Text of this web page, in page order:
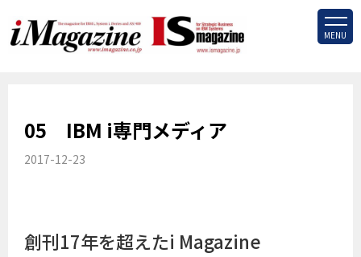
MENU
05 IBM i専門メディア
2017-12-23
創刊17年を超えたi Magazine